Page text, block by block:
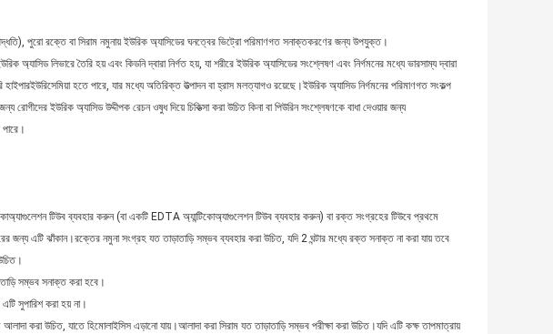
পুরো রক্তে বা সিরাম নমুনায় ইউরিক অ্যাসিডের ঘনত্বের ভিট্রো পরিমাণগত সনাক্তকরণের জন্য উপযুক্ত।
অ্যাসিড লিভারে তৈরি হয় এবং কিডনি দ্বারা নির্গত হয়, যা শরীরে ইউরিক অ্যাসিডের সংশ্লেষণ এবং নির্গমনের মধ্যে ভারসাম্য দ্বারা
হাইপারইউরিসেমিয়া হতে পারে, যার মধ্যে অতিরিক্ত উত্পাদন বা হ্রাস মলত্যাগও রয়েছে।ইউরিক অ্যাসিড নির্গমনের পরিমাণগত সংকল্প
রোগীদের ইউরিক অ্যাসিড উদ্দীপক রেচন ওষুধ দিয়ে চিকিত্সা করা উচিত কিনা বা পিউরিন সংশ্লেষণকে বাধা দেওয়ার জন্য
পারে।
টিউব ব্যবহার করুন (বা একটি EDTA অ্যান্টিকোঅ্যাগুলেশন টিউব ব্যবহার করুন) বা রক্ত ​​সংগ্রহের টিউবে প্রথমে
জন্য এটি ঝাঁকান।রক্তের নমুনা সংগ্রহ যত তাড়াতাড়ি সম্ভব ব্যবহার করা উচিত, যদি 2 ঘন্টার মধ্যে রক্ত ​​সনাক্ত না করা যায় তবে
সম্ভব সনাক্ত করা হবে।
সুপারিশ করা হয় না।
করা উচিত, যাতে হিমোলাইসিস এড়ানো যায়।আলাদা করা সিরাম যত তাড়াতাড়ি সম্ভব পরীক্ষা করা উচিত।যদি এটি কক্ষ তাপমাত্রায়